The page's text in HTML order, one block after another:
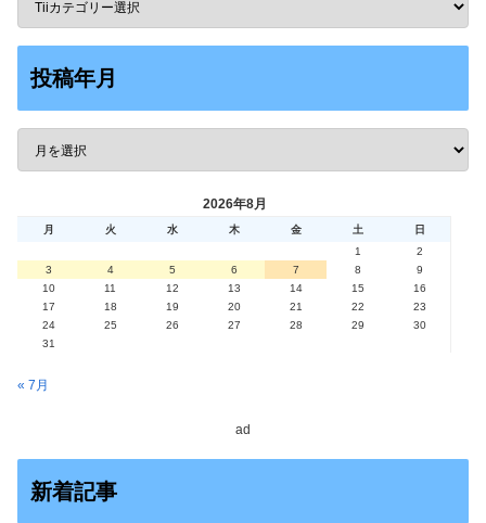
投稿年月
2026年8月
月 火 水 木 金 土
日
1
2
3
4 5 6 7 8
9
10
11 12 13 14 15
16
17
18 19 20 21 22
23
24
25 26 27 28 29
30
31
« 7月
ad
新着記事